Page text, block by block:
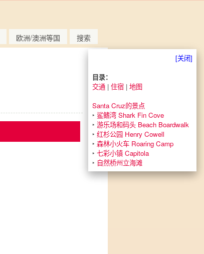
欧洲/澳洲等国 搜索
[关闭]
目录：
交通 | 住宿 | 地图
Santa Cruz的景点
‣ 鲨鳍湾 Shark Fin Cove
‣ 游乐场和码头 Beach Boardwalk
‣ 红杉公园 Henry Cowell
‣ 森林小火车 Roaring Camp
‣ 七彩小镇 Capitola
‣ 自然桥州立海滩